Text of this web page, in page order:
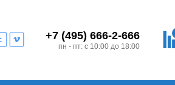
+7 (495) 666-2-666
пн - пт: с 10:00 до 18:00